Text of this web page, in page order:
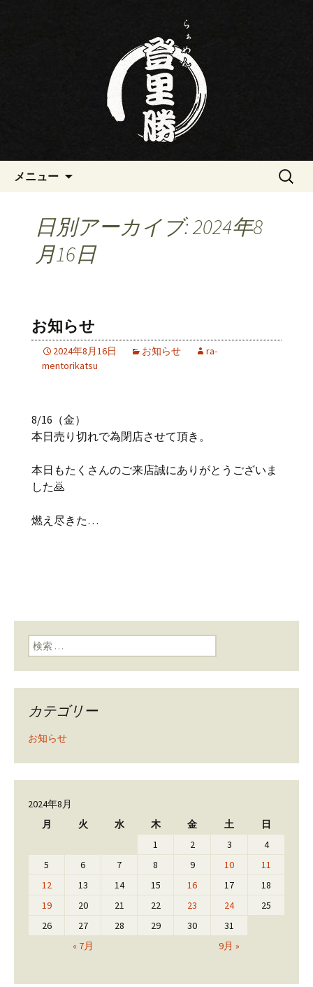
三重・桑名の寿司・ラーメン屋
らぁめん登里勝(とりかつ)のブ
ん登里勝(とりかつ)のブログです
メニュー
検
日別アーカイブ: 2024年8
月16日
お知らせ
2024年8月16日 お知らせ
ra-
mentorikatsu
8/16（金）
本日売り切れで為閉店させて頂き。
本日もたくさんのご来店誠にありがとうございま
した🙇
燃え尽きた…
検索:
カテゴリー
お知らせ
2024年8月
月
火 水 木 金 土 日
« 7月 9月 »
1 2 3
4
5
6 7 8 9 10
11
12
13 14 15 16 17
18
19
20 21 22 23 24
25
26
27 28 29 30 31